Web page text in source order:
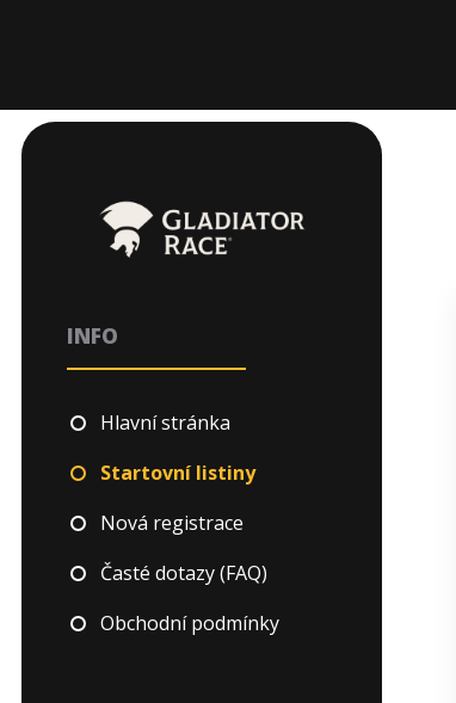
INFO
Hlavní stránka
Startovní listiny
Nová registrace
Časté dotazy (FAQ)
Obchodní podmínky